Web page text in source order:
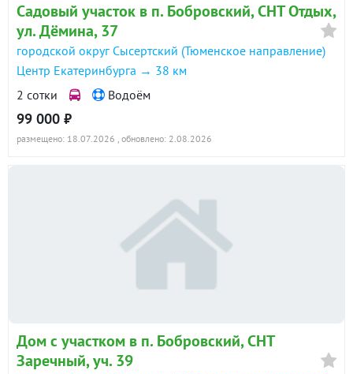
Садовый участок в п. Бобровский, СНТ Отдых,
ул. Дёмина, 37
городской округ Сысертский (Тюменское направление)
Центр Екатеринбурга → 38 км
2 сотки
Водоём
99 000 ₽
размещено: 18.07.2026 , обновлено: 2.08.2026
Дом с участком в п. Бобровский, СНТ
Заречный, уч. 39